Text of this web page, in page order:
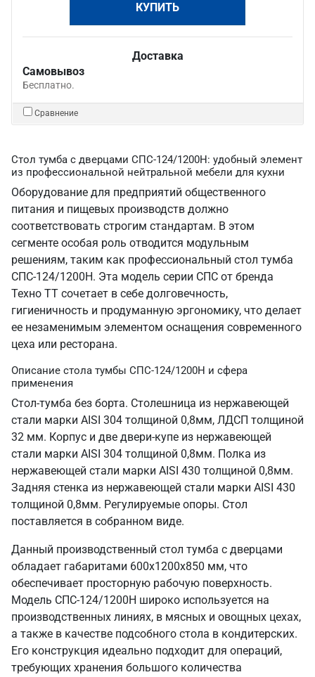
КУПИТЬ
Доставка
Самовывоз
Бесплатно.
Сравнение
Стол тумба с дверцами СПС-124/1200Н: удобный элемент
из профессиональной нейтральной мебели для кухни
Оборудование для предприятий общественного
питания и пищевых производств должно
соответствовать строгим стандартам. В этом
сегменте особая роль отводится модульным
решениям, таким как профессиональный стол тумба
СПС-124/1200Н. Эта модель серии СПС от бренда
Техно ТТ сочетает в себе долговечность,
гигиеничность и продуманную эргономику, что делает
ее незаменимым элементом оснащения современного
цеха или ресторана.
Описание стола тумбы СПС-124/1200Н и сфера
применения
Стол-тумба без борта. Столешница из нержавеющей
стали марки AISI 304 толщиной 0,8мм, ЛДСП толщиной
32 мм. Корпус и две двери-купе из нержавеющей
стали марки AISI 304 толщиной 0,8мм. Полка из
нержавеющей стали марки AISI 430 толщиной 0,8мм.
Задняя стенка из нержавеющей стали марки AISI 430
толщиной 0,8мм. Регулируемые опоры. Стол
поставляется в собранном виде.
Данный производственный стол тумба с дверцами
обладает габаритами 600х1200х850 мм, что
обеспечивает просторную рабочую поверхность.
Модель СПС-124/1200Н широко используется на
производственных линиях, в мясных и овощных цехах,
а также в качестве подсобного стола в кондитерских.
Его конструкция идеально подходит для операций,
требующих хранения большого количества